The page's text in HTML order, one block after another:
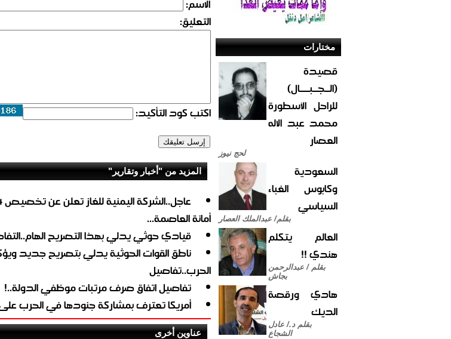
مختارات
قصيدة
(الــجــبــــال)
للراحل الأسطورة
محمد عبد الاله
العصار
لحج نيوز
السعودية
وكابوس الغباء
السياسي
بقلم/ عبدالملك العصار
العالم يتكلم
هندي !!
بقلم / عبدالرحمن
بجاش
هادي ورقصة
الديك
بقلم د./ عادل
الشجاع
الاسم:
التعليق:
اكتب كود التأكيد:
المزيد من "أخبار وتقارير"
أمانة العاصمة...
قيادي حوثي يدلي بهذا التصريح
ناطق القوات الحوثية يدلي بتصريح جديد
الحرب..تفاصيل
تفاصيل اتفاق صرف مرتبات موظفي الدولة..!
أمريكا تعترف بمشاركة جنودها في الحرب
عناوين أخرى